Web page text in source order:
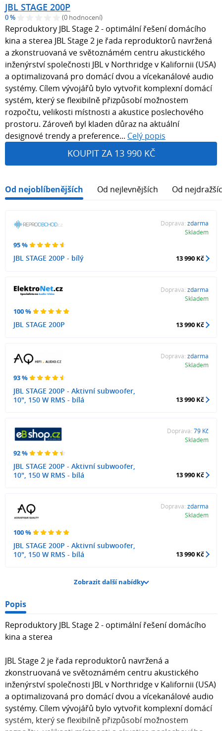
JBL STAGE 200P
0 % (0 hodnocení)
Reproduktory JBL Stage 2 - optimální řešení domácího
kina a sterea JBL Stage 2 je řada reproduktorů navržená
a zkonstruovaná ve světoznámém centru akustického
inženýrství společnosti JBL v Northridge v Kalifornii (USA)
a optimalizovaná pro domácí dvou a vícekanálové audio
systémy. Cílem vývojářů bylo vytvořit komplexní domácí
systém, který se flexibilně přizpůsobí možnostem
rozpočtu, velikosti místnosti a akustice poslechového
prostoru. Zároveň byl kladen důraz na aktuální
designové trendy a preference... Celý popis
KOUPIT ZA 13 990 KČ
Od nejoblíbenějších Od nejlevnějších Od
95 %
JBL STAGE 200P - bílý
Doprava: zdarma
Skladem
13 990 Kč
100 %
JBL STAGE 200P
Doprava: zdarma
Skladem
13 990 Kč
93 %
JBL STAGE 200P - Aktivní subwoofer,
10", 150 W RMS - bílá
Doprava: zdarma
Skladem
13 990 Kč
92 %
JBL STAGE 200P - Aktivní subwoofer,
10", 150 W RMS - bílá
Doprava: 79 Kč
Skladem
13 990 Kč
100 %
JBL STAGE 200P - Aktivní subwoofer,
10", 150 W RMS - bílá
Doprava: zdarma
Skladem
13 990 Kč
Zobrazit další nabídky
Popis
Reproduktory JBL Stage 2 - optimální řešení domácího
kina a sterea
JBL Stage 2 je řada reproduktorů navržená a
zkonstruovaná ve světoznámém centru akustického
inženýrství společnosti JBL v Northridge v Kalifornii (USA)
a optimalizovaná pro domácí dvou a vícekanálové audio
systémy. Cílem vývojářů bylo vytvořit komplexní domácí
systém, který se flexibilně přizpůsobí možnostem